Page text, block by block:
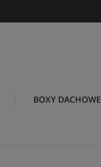
BOXY DACHOWE